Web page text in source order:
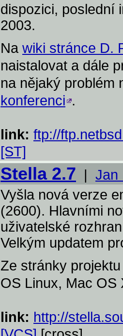
dispozici, poslední
2003.
Na wiki stránce D.
naistalovat a dále
na nějaký problém
konferenci .
link: ftp://
[ST]
Stella 2.7 | Jan
Vyšla nová verze
(2600). Hlavními
uživatelské
Velkým updatem
Ze stránky
OS Linux, Mac OS
link: http://